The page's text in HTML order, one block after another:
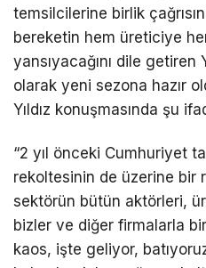
temsilcilerine birlik
bereketin hem üreticiye
yansıyacağını dile getiren
olarak yeni sezona hazır
Yıldız konuşmasında şu
“2 yıl önceki Cumhuriyet
rekoltesinin de üzerine bir
sektörün bütün aktörleri,
bizler ve diğer firmalarla
kaos, işte geliyor,